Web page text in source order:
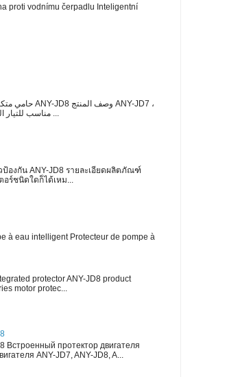
proti vodnímu čerpadlu Inteligentní
ANY-JD8 ، حامي موتور سلسلة ANY-JD9 مناسب للتيار المتردد ...
ป้องกัน ANY-JD8 รายละเอียดผลิตภัณฑ์
อร์ชนิดใดก็ได้เหม...
à eau intelligent Protecteur de pompe à
protector ANY-JD8 product
motor protec...
Встроенный протектор двигателя
ANY-JD7, ANY-JD8, A...